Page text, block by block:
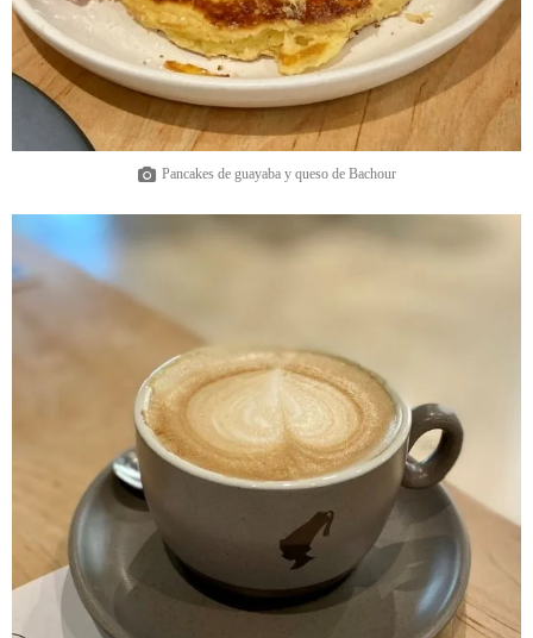
Pancakes de guayaba y queso de Bachour